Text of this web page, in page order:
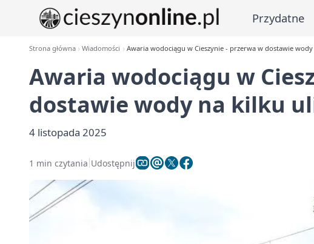
Przydatne
Strona główna Wiadomości Awaria wodociągu w Cieszynie - przerwa w dostawie
Awaria wodociągu w
dostawie wody na kilku
4 listopada 2025
1 min czytania Udostępnij